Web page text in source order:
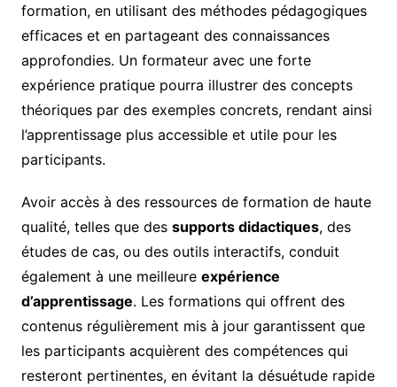
formation, en utilisant des méthodes pédagogiques
efficaces et en partageant des connaissances
approfondies. Un formateur avec une forte
expérience pratique pourra illustrer des concepts
théoriques par des exemples concrets, rendant ainsi
l’apprentissage plus accessible et utile pour les
participants.
Avoir accès à des ressources de formation de haute
qualité, telles que des supports didactiques, des
études de cas, ou des outils interactifs, conduit
également à une meilleure expérience
d’apprentissage. Les formations qui offrent des
contenus régulièrement mis à jour garantissent que
les participants acquièrent des compétences qui
resteront pertinentes, en évitant la désuétude rapide